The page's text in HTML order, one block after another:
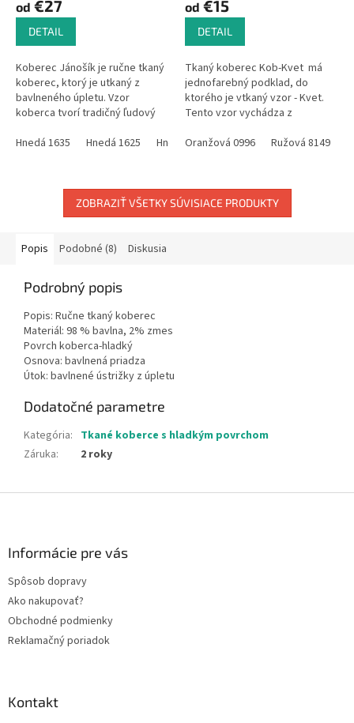
od €27
DETAIL
Koberec Jánošík je ručne tkaný
koberec, ktorý je utkaný z
bavlneného úpletu. Vzor
koberca tvorí tradičný ľudový
používal na celom Slovensku.
Hnedá 1635 Hnedá 1625 Hnedá 1620
od €15
DETAIL
Tkaný koberec Kob-Kvet má
jednofarebný podklad, do
ktorého je vtkaný vzor - Kvet.
Tento vzor vychádza z
používal v minulosti, kedy sa
Oranžová 0996 Ružová 8149
ZOBRAZIŤ VŠETKY SÚVISIACE PRODUKTY
Popis Podobné (8) Diskusia
Podrobný popis
Popis: Ručne tkaný koberec
Materiál: 98 % bavlna, 2% zmes
Povrch koberca-hladký
Osnova: bavlnená priadza
Útok: bavlnené ústrižky z úpletu
Dodatočné parametre
Kategória: Tkané koberce s hladkým povrchom
Záruka: 2 roky
Informácie pre vás
Spôsob dopravy
Ako nakupovať?
Obchodné podmienky
Reklamačný poriadok
Kontakt